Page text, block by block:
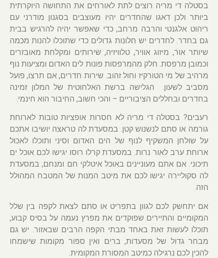
בסטלה די מריה רוצים לתת לאורחים את התחושה היוקרתית
ביותר ולכן דאגו שהחדרים יהיו מעוצבים בסגנון מודרני עם
ריהוט אלגנטי והרבה מרחב, כדי שאפשר יהיה להרגיש בבית
גם בחדר. לחדרים יש חלונות גדולים כדי שתוכלו להנות מכמה
שיותר אור, מיזוג אוויר, טלוויזיה, שירותים ומקלחת מאובזרים
וכמובן מרפסת. חלק מהמרפסות פונות לים האדום ומציעות נוף
מרהיב של מי הטורקיז וחול זהוב. שירות חדרים, אם תרצו, פועל
מסביב לשעון. הגלישה ברשת האלחוטית של המלון זמינה
בחדרים ובחללים הציבוריים – והכי חשוב, החיבור הוא חינמי.
רעבים? בסטלה די מריה לא חסרות אופציות טובות לארוחת
גורמה או סתם לנשנוש קטן. במסעדת לה טראצה יושיבו אתכם
על שולחן המשקיף לנוף של הים האדום וסיני ותוכלו לאכול
ארוחת ערב לאור נרות. במסעדת קרלו רוסו יגישו לכם אוכל ים
תיכוני. אם אתם מעוניינים באוכל איטלקי חם ומנחם, במסעדת
לה סקוליירה יגישו לכם את מיטב המנות של המטבח המהולל
הזה.
אם יתחשק לכם לגוון בתפריט או סתם לצאת לקפה בין שלל
המקומיים והתיירים שפוקדים את מפרץ נעמה על בסיס קבוע,
תוכלו לעשות זאת באחד מבתי הקפה הרבים שבאזור. יש גם
מבחר גדול של מסעדות, ברים ואין ספור מקומות שישמחו
להכין לכם נרגילה כמיטב המסורת המקומית.